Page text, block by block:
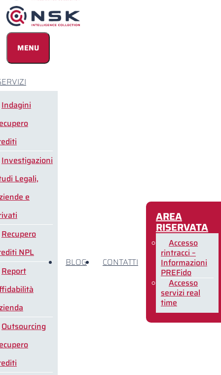
MENU
Indagini
Investigazioni
Legali,
e
Recupero
NPL
Report
Outsourcing
BLOG CONTATTI
AREA
RISERVATA
Accesso
rintracci –
Informazioni
PREFido
Accesso
servizi real
time